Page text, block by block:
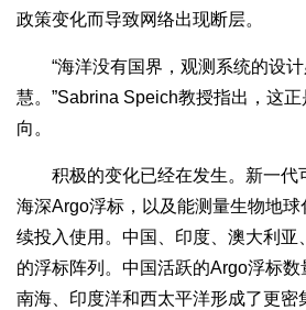
政策变化而导致网络出现断层。
“海洋没有国界，观测系统的设计
慧。”Sabrina Speich教授指出，这
向。
积极的变化已经在发生。新一代
海深Argo浮标，以及能测量生物地
续投入使用。中国、印度、澳大利亚
的浮标阵列。中国活跃的Argo浮标
南海、印度洋和西太平洋形成了更密